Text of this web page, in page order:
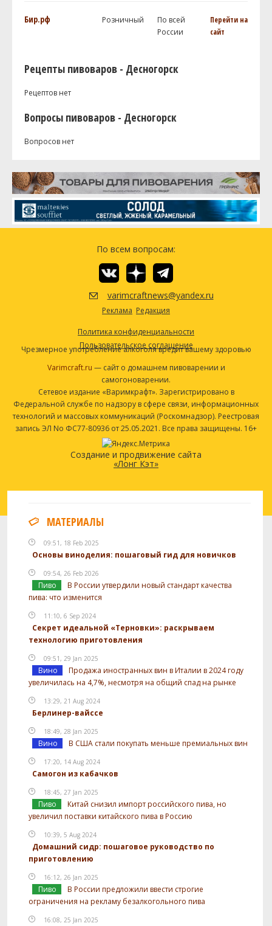
Бир.рф Розничный
По всей
России
Перейти на
сайт
Рецепты пивоваров - Десногорск
Рецептов нет
Вопросы пивоваров - Десногорск
Вопросов нет
По всем вопросам:
varimcraftnews@yandex.ru
Реклама Редакция
Политика конфиденциальности
Пользовательское соглашение
Чрезмерное употребление алкоголя вредит вашему здоровью
Varimcraft.ru — сайт о домашнем пивоварении и
самогоноварении.
Сетевое издание «Варимкрафт». Зарегистрировано в
Федеральной службе по надзору в сфере связи, информационных
технологий и массовых коммуникаций (Роскомнадзор). Реестровая
запись ЭЛ No ФС77-80936 от 25.05.2021. Все права защищены. 16+
Создание и продвижение сайта
«Лонг Кэт»
МАТЕРИАЛЫ
09:51, 18 Feb 2025
Основы виноделия: пошаговый гид для новичков
09:54, 26 Feb 2026
Пиво
В России утвердили новый стандарт качества
пива: что изменится
11:10, 6 Sep 2024
Секрет идеальной «Терновки»: раскрываем
технологию приготовления
09:51, 29 Jan 2025
Вино
Продажа иностранных вин в Италии в 2024 году
увеличилась на 4,7%, несмотря на общий спад на рынке
13:29, 21 Aug 2024
Берлинер-вайссе
18:49, 28 Jan 2025
Вино В США стали покупать меньше премиальных вин
17:20, 14 Aug 2024
Самогон из кабачков
18:45, 27 Jan 2025
Пиво
Китай снизил импорт российского пива, но
увеличил поставки китайского пива в Россию
10:39, 5 Aug 2024
Домашний сидр: пошаговое руководство по
приготовлению
16:12, 26 Jan 2025
Пиво
В России предложили ввести строгие
ограничения на рекламу безалкогольного пива
16:08, 25 Jan 2025